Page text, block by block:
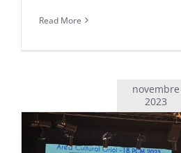
Read More
novembre
2023